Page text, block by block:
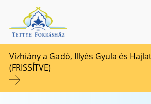
Tovább a tartalomhoz
TETTYE FORRÁSHÁZ Zrt.
Vízhiány a Gadó, Illyés Gyula és
(FRISSÍTVE)